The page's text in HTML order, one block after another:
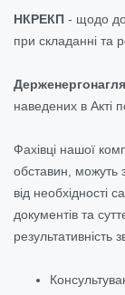
НКРЕКП - щодо
при складанні та
наведених в Акті
Фахівці нашої
обставин, можуть
від необхідності
документів та
результативність